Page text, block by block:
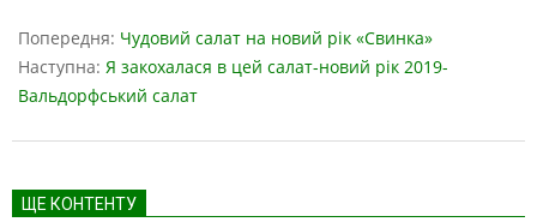
05-
01
Попередня: Чудовий салат на новий рік «Свинка»
Наступна: Я закохалася в цей салат-новий рік 2019-
Вальдорфський салат
ЩЕ КОНТЕНТУ